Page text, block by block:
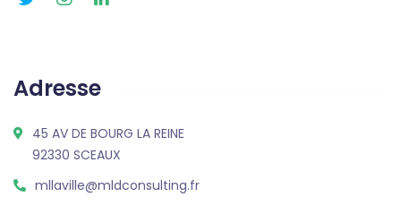
Adresse
45 AV DE BOURG LA REINE
92330 SCEAUX
mllaville@mldconsulting.fr